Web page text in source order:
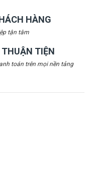
HÀNG
tận tâm
TIỆN
toán trên mọi nền tảng